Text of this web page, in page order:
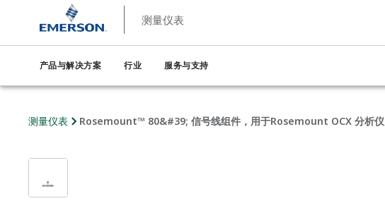
测量仪表
产品与解决方案 行业 服务与支持
测量仪表 Rosemount™ 80&#39; 信号线组件，用于Rosemount OCX 分析仪